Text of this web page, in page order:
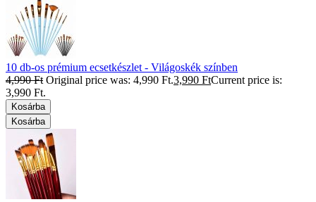
10 db-os prémium ecsetkészlet - Világoskék színben
4,990Ft Original price was: 4,990 Ft.3,990 FtCurrent price is:
3,990 Ft.
Kosárba
Kosárba